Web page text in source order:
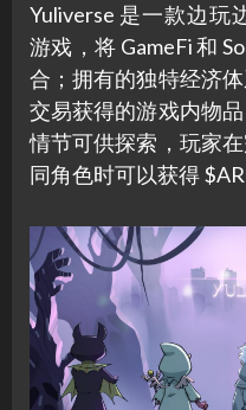
Yuliverse 是一款边玩
游戏，将 GameFi 和
合；拥有的独特经济
交易获得的游戏内物
情节可供探索，玩家
同角色时可以获得